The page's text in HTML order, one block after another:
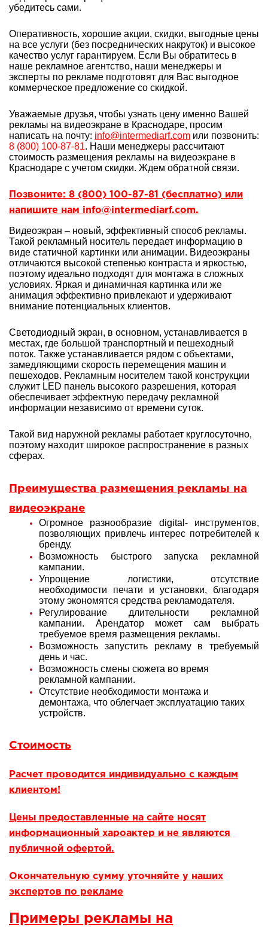
убедитесь сами.
Оперативность, хорошие акции, скидки, выгодные цены
на все услуги (без посреднических накруток) и высокое
качество услуг гарантируем. Если Вы обратитесь в
наше рекламное агентство, наши менеджеры и
эксперты по рекламе подготовят для Вас выгодное
коммерческое предложение со скидкой.
Уважаемые друзья, чтобы узнать цену именно Вашей
рекламы на видеоэкране в Краснодаре, просим
написать на почту: info@intermediarf.com или позвонить:
8 (800) 100-87-81. Наши менеджеры рассчитают
стоимость размещения рекламы на видеоэкране в
Краснодаре с учетом скидки. Ждем обратной связи.
Позвоните: 8 (800) 100-87-81 (бесплатно) или
напишите нам info@intermediarf.com.
Видеоэкран – новый, эффективный способ рекламы.
Такой рекламный носитель передает информацию в
виде статичной картинки или анимации. Видеоэкраны
отличаются высокой степенью контраста и яркостью,
поэтому идеально подходят для монтажа в сложных
условиях. Яркая и динамичная картинка или же
анимация эффективно привлекают и удерживают
внимание потенциальных клиентов.
Светодиодный экран, в основном, устанавливается в
местах, где большой транспортный и пешеходный
поток. Также устанавливается рядом с объектами,
замедляющими скорость перемещения машин и
пешеходов. Рекламным носителем такой конструкции
служит LED панель высокого разрешения, которая
обеспечивает эффектную передачу рекламной
информации независимо от времени суток.
Такой вид наружной рекламы работает круглосуточно,
поэтому находит широкое распространение в разных
сферах.
Преимущества размещения рекламы на
видеоэкране
Огромное разнообразие digital- инструментов,
позволяющих привлечь интерес потребителей к
бренду.
Возможность быстрого запуска рекламной
кампании.
Упрощение логистики, отсутствие
необходимости печати и установки, благодаря
этому экономятся средства рекламодателя.
Регулирование длительности рекламной
кампании. Арендатор может сам выбрать
требуемое время размещения рекламы.
Возможность запустить рекламу в требуемый
день и час.
Возможность смены сюжета во время
рекламной кампании.
Отсутствие необходимости монтажа и
демонтажа, что облегчает эксплуатацию таких
устройств.
Стоимость
Расчет проводится индивидуально с каждым
клиентом!
Цены предоставленные на сайте носят
информационный хароактер и не являются
публичной офертой.
Окончательную сумму уточняйте у наших
экспертов по рекламе
Примеры рекламы на